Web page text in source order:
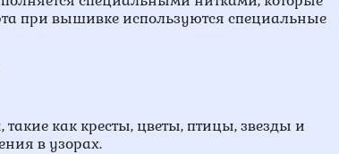
при вышивке используются специальные
как кресты, цветы, птицы, звезды и
в узорах.